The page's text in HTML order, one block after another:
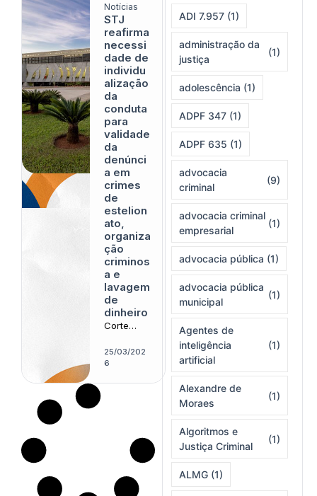
Notícias
STJ
reafirma
necessi
dade de
individu
alização
da
conduta
para
validade
da
denúnci
a em
crimes
de
estelion
ato,
organiza
ção
criminos
a e
lavagem
de
dinheiro
Corte
exige
descrição
complexa
25/03/202
6
ADI 7.957 (1)
administração da
justiça
(1)
adolescência (1)
ADPF 347 (1)
ADPF 635 (1)
advocacia
criminal
(9)
advocacia criminal
empresarial
(1)
advocacia pública (1)
advocacia pública
municipal
(1)
Agentes de
inteligência
artificial
(1)
Alexandre de
Moraes
(1)
Algoritmos e
Justiça Criminal
(1)
ALMG (1)